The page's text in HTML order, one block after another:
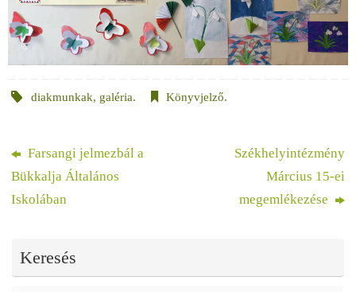
diakmunkak, galéria. Könyvjelző.
Farsangi jelmezbál a
Bükkalja Általános
Iskolában
Székhelyintézmény
Március 15-ei
megemlékezése
Keresés